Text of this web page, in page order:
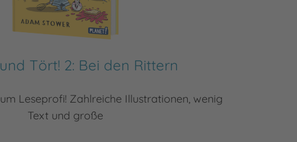
Tört! 2: Bei den Rittern
Leseprofi! Zahlreiche Illustrationen, wenig
Text und große